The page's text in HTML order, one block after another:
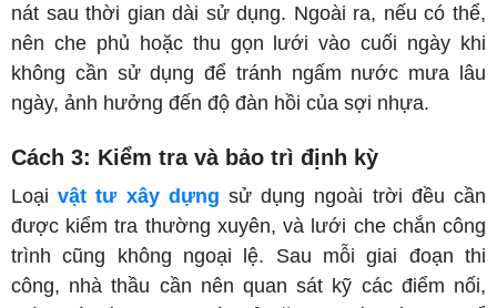
nát sau thời gian dài sử dụng. Ngoài ra, nếu có thể,
nên che phủ hoặc thu gọn lưới vào cuối ngày khi
không cần sử dụng để tránh ngấm nước mưa lâu
ngày, ảnh hưởng đến độ đàn hồi của sợi nhựa.
Cách 3: Kiểm tra và bảo trì định kỳ
Loạivật tư xây dựng sử dụng ngoài trời đều cần
được kiểm tra thường xuyên, và lưới che chắn công
trình cũng không ngoại lệ. Sau mỗi giai đoạn thi
công, nhà thầu cần nên quan sát kỹ các điểm nối,